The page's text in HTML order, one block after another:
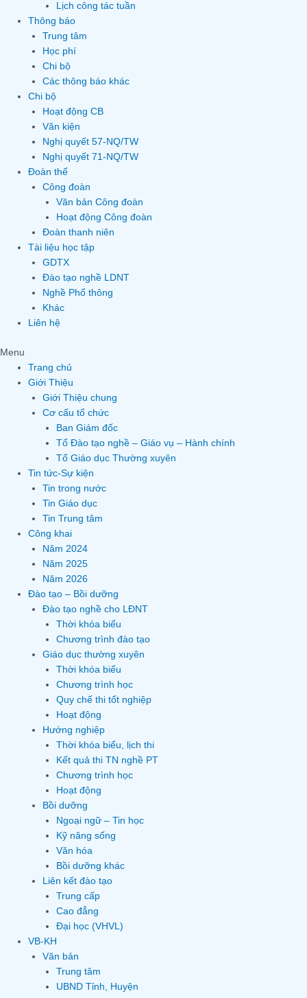
Lịch công tác tuần
Thông báo
Trung tâm
Học phí
Chi bộ
Các thông báo khác
Chi bộ
Hoạt động CB
Văn kiện
Nghị quyết 57-NQ/TW
Nghị quyết 71-NQ/TW
Đoàn thể
Công đoàn
Văn bản Công đoàn
Hoạt động Công đoàn
Đoàn thanh niên
Tài liệu học tập
GDTX
Đào tạo nghề LDNT
Nghề Phổ thông
Khác
Liên hệ
Menu
Trang chủ
Giới Thiệu
Giới Thiệu chung
Cơ cấu tổ chức
Ban Giám đốc
Tổ Đào tạo nghề – Giáo vụ – Hành chính
Tổ Giáo dục Thường xuyên
Tin tức-Sự kiện
Tin trong nước
Tin Giáo dục
Tin Trung tâm
Công khai
Năm 2024
Năm 2025
Năm 2026
Đào tạo – Bồi dưỡng
Đào tạo nghề cho LĐNT
Thời khóa biểu
Chương trình đào tạo
Giáo dục thường xuyên
Thời khóa biểu
Chương trình học
Quy chế thi tốt nghiệp
Hoạt động
Hướng nghiệp
Thời khóa biểu, lịch thi
Kết quả thi TN nghề PT
Chương trình học
Hoạt động
Bồi dưỡng
Ngoại ngữ – Tin học
Kỹ năng sống
Văn hóa
Bồi dưỡng khác
Liên kết đào tạo
Trung cấp
Cao đẳng
Đại học (VHVL)
VB-KH
Văn bản
Trung tâm
UBND Tỉnh, Huyện